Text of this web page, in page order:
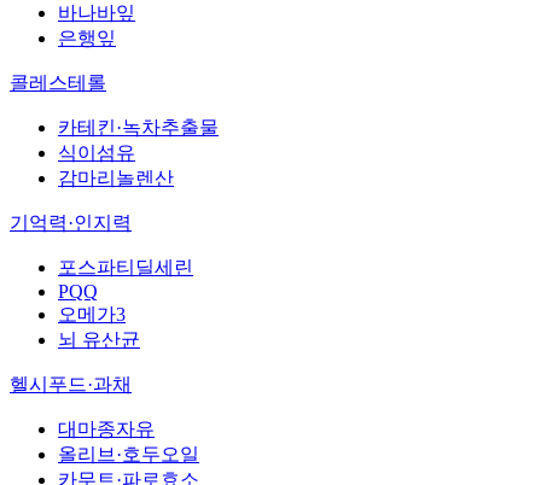
바나바잎
은행잎
콜레스테롤
카테킨·녹차추출물
식이섬유
감마리놀렌산
기억력·인지력
포스파티딜세린
PQQ
오메가3
뇌 유산균
헬시푸드·과채
대마종자유
올리브·호두오일
카무트·파로효소